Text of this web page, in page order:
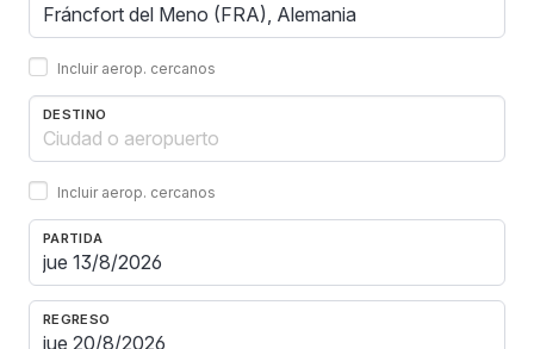
Incluir aerop. cercanos
DESTINO
Incluir aerop. cercanos
PARTIDA
REGRESO